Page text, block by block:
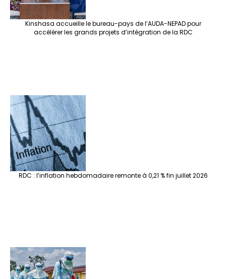
Kinshasa accueille le bureau-pays de l’AUDA-NEPAD pour
accélérer les grands projets d’intégration de la RDC
RDC : l’inflation hebdomadaire remonte à 0,21 % fin juillet 2026